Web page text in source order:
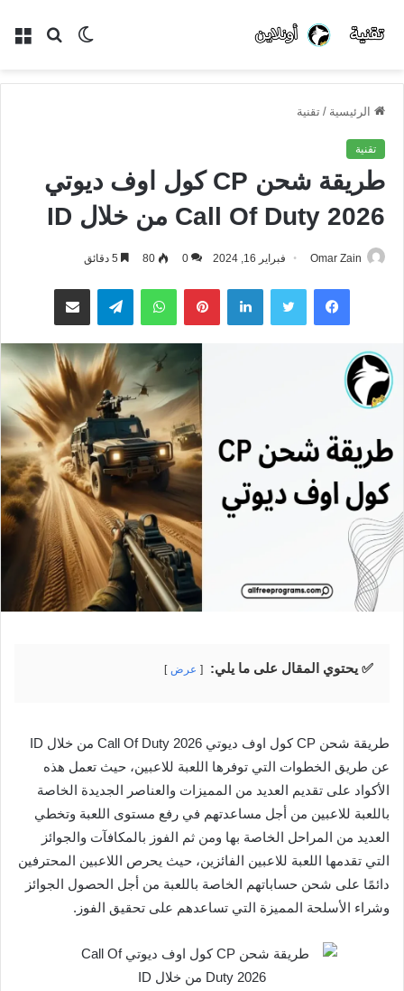
بحث الوضع
الرئيسية / تقنية
تقنية
طريقة شحن CP كول اوف ديوتي
Call Of Duty 2026 من خلال ID
Omar Zain فبراير 16, 2024 0
80
فيسبوك تويتر لينكدإن بينتيريستواتساب تيلقرام مشاركة عبر البريد
✅ يحتوي المقال على ما يلي: عرض
طريقة شحن CP كول اوف ديوتي Call Of Duty 2026 من خلال ID
عن طريق الخطوات التي توفرها اللعبة للاعبين، حيث تعمل هذه
الأكواد على تقديم العديد من المميزات والعناصر الجديدة الخاصة
باللعبة للاعبين من أجل مساعدتهم في رفع مستوى اللعبة وتخطي
العديد من المراحل الخاصة بها ومن ثم الفوز بالمكافآت والجوائز
التي تقدمها اللعبة للاعبين الفائزين، حيث يحرص اللاعبين المحترفين
دائمًا على شحن حساباتهم الخاصة باللعبة من أجل الحصول الجوائز
وشراء الأسلحة المميزة التي تساعدهم على تحقيق الفوز.